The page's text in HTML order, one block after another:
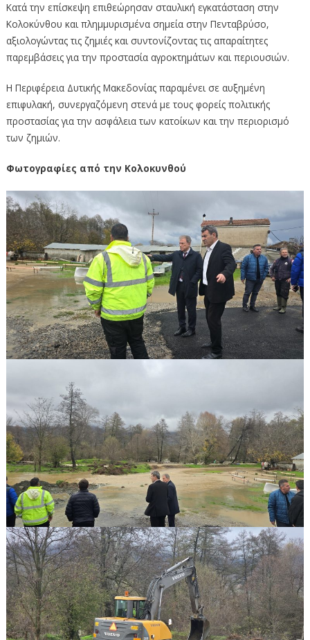
Κατά την επίσκεψη επιθεώρησαν σταυλική εγκατάσταση στην
Κολοκύνθου και πλημμυρισμένα σημεία στην Πενταβρύσο,
αξιολογώντας τις ζημιές και συντονίζοντας τις απαραίτητες
παρεμβάσεις για την προστασία αγροκτημάτων και περιουσιών.
Η Περιφέρεια Δυτικής Μακεδονίας παραμένει σε αυξημένη
επιφυλακή, συνεργαζόμενη στενά με τους φορείς πολιτικής
προστασίας για την ασφάλεια των κατοίκων και την περιορισμό
των ζημιών.
Φωτογραφίες από την Κολοκυνθού